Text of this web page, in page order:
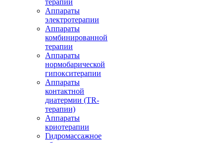
терапии
Аппараты
электротерапии
Аппараты
комбинированной
терапии
Аппараты
нормобарической
гипокситерапии
Аппараты
контактной
диатермии (TR-
терапии)
Аппараты
криотерапии
Гидромассажное